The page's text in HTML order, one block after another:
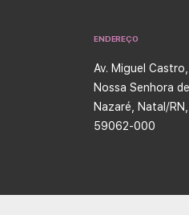
ENDEREÇO
Av. Miguel
Nossa Senhora de
Nazaré, Natal/RN,
59062-000